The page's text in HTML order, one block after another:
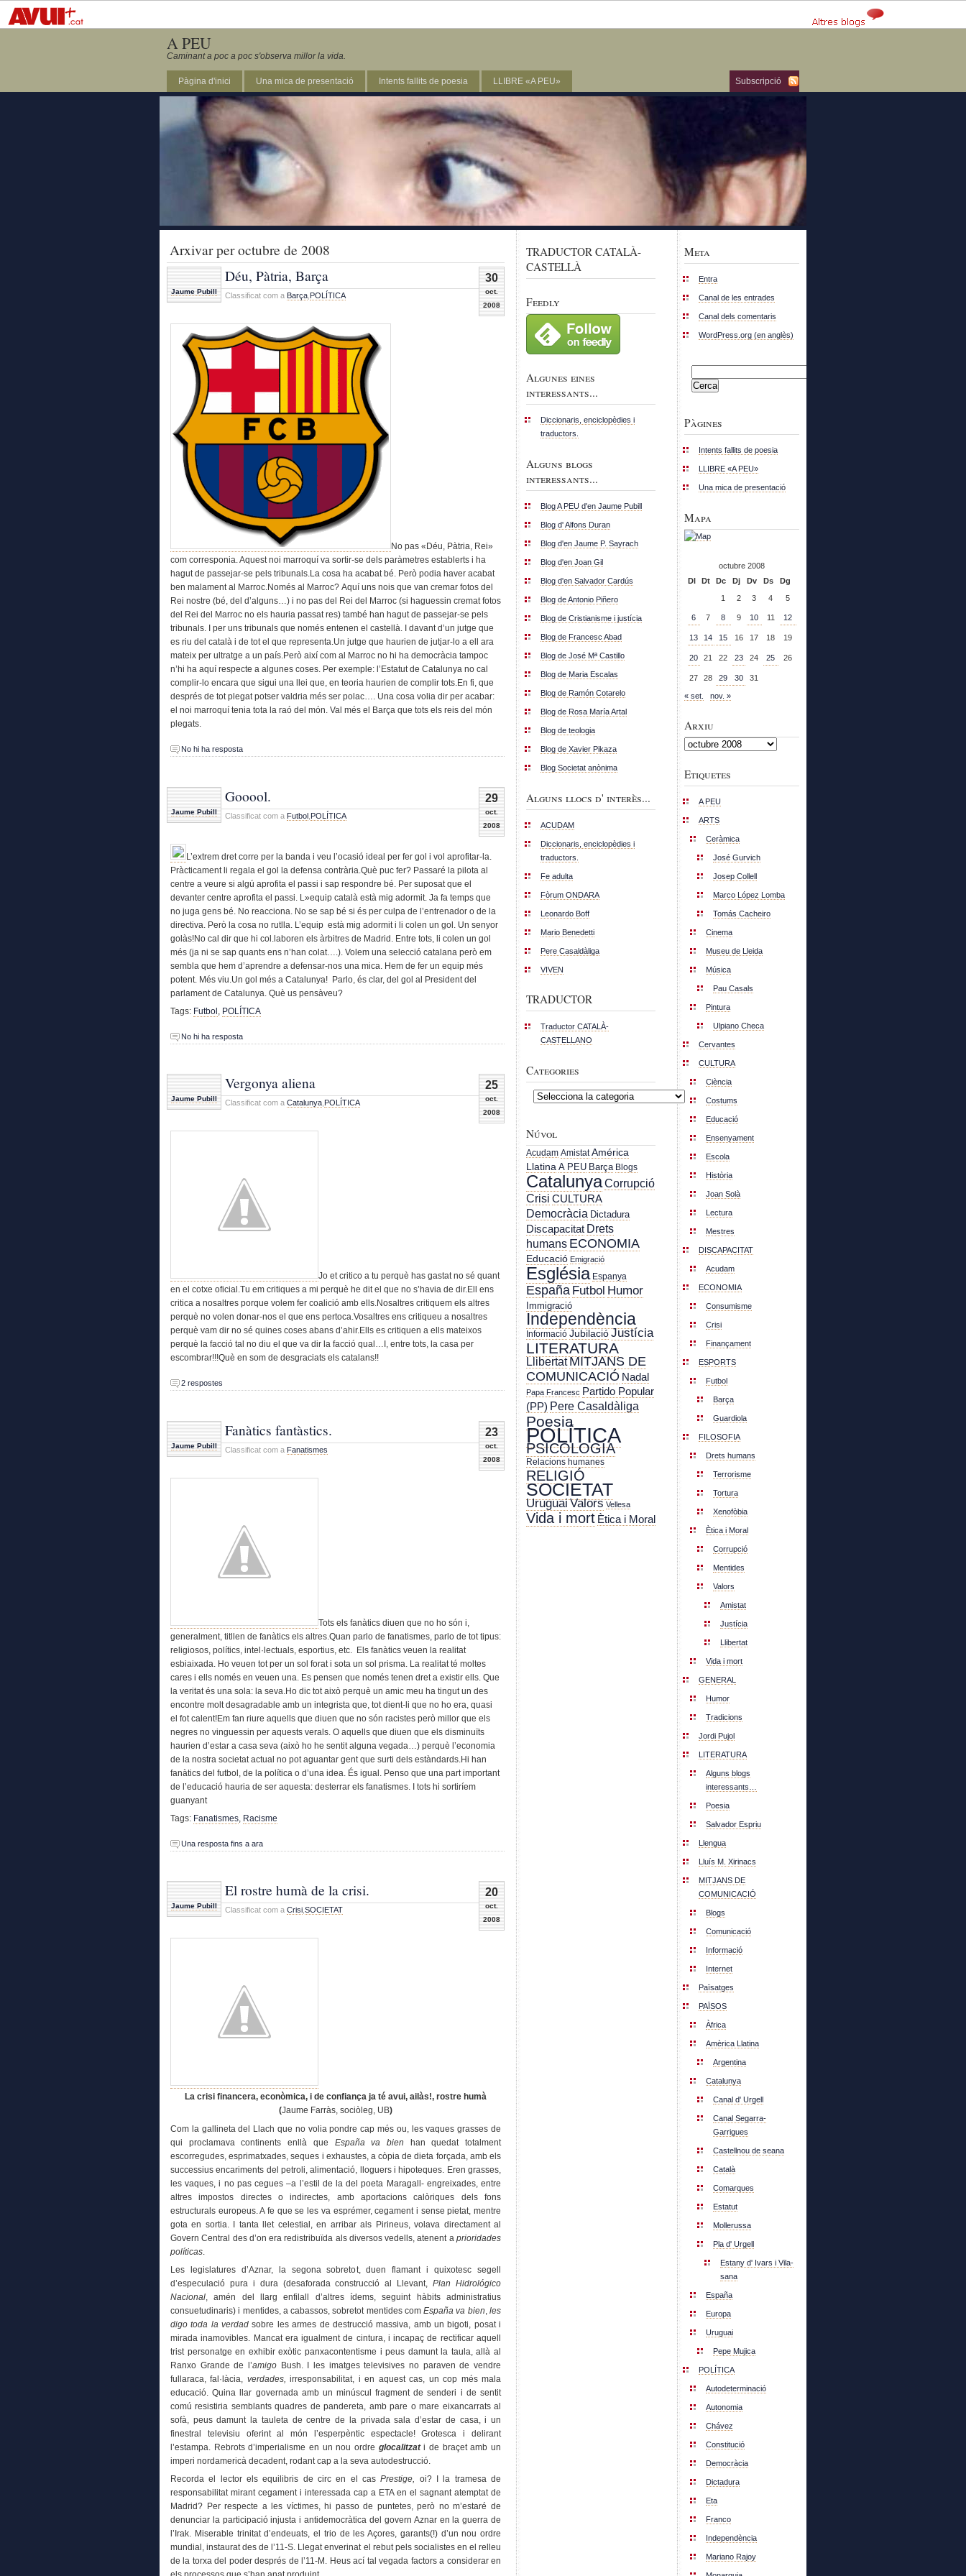
A PEU
Caminant a poc a poc s'observa millor la vida.
Subscripció
Pàgina d'inici Una mica de presentació Intents fallits de poesia LLIBRE «A PEU»
Arxivar per octubre de 2008
30
oct.
2008
Jaume Pubill
Déu, Pàtria, Barça
Classificat com a Barça POLÍTICA
No pas «Déu, Pàtria, Rei»
com corresponia. Aquest noi marroquí va sortir-se dels paràmetres establerts i ha
hagut de passejar-se pels tribunals.La cosa ha acabat bé. Però podia haver acabat
ben malament al Marroc.Només al Marroc? Aquí uns nois que van cremar fotos del
Rei nostre (bé, del d’alguns…) i no pas del Rei del Marroc (si haguessin cremat fotos
del Rei del Marroc no els hauria passat res) també han hagut de passejar-se pels
tribunals. I per uns tribunals que només entenen el castellà. I davant d’un jutge que
es riu del català i de tot el que representa.Un jutge que haurien de jutjar-lo a ell ara
mateix per ultratge a un país.Però així com al Marroc no hi ha democràcia tampoc
n’hi ha aquí respecte a algunes coses. Per exemple: l’Estatut de Catalunya no cal
complir-lo encara que sigui una llei que, en teoria haurien de complir tots.En fi, que
després de tot plegat potser valdria més ser polac…. Una cosa volia dir per acabar:
el noi marroquí tenia tota la raó del món. Val més el Barça que tots els reis del món
plegats.
No hi ha resposta
29
oct.
2008
Jaume Pubill
Gooool.
Classificat com a Futbol POLÍTICA
L’extrem dret corre per la banda i veu l’ocasió ideal per fer gol i vol aprofitar-la.
Pràcticament li regala el gol la defensa contrària.Què puc fer? Passaré la pilota al
centre a veure si algú aprofita el passi i sap respondre bé. Per suposat que el
devanter centre aprofita el passi. L»equip català està mig adormit. Ja fa temps que
no juga gens bé. No reacciona. No se sap bé si és per culpa de l’entrenador o de la
directiva. Però la cosa no rutlla. L’equip està mig adormit i li colen un gol. Un senyor
golàs!No cal dir que hi col.laboren els àrbitres de Madrid. Entre tots, li colen un gol
més (ja ni se sap quants ens n’han colat….). Volem una selecció catalana però em
sembla que hem d’aprendre a defensar-nos una mica. Hem de fer un equip més
potent. Més viu.Un gol més a Catalunya! Parlo, és clar, del gol al President del
parlament de Catalunya. Què us pensàveu?
Tags: Futbol POLÍTICA
No hi ha resposta
25
oct.
2008
Jaume Pubill
Vergonya aliena
Classificat com a Catalunya POLÍTICA
Jo et critico a tu perquè has gastat no sé quant
en el cotxe oficial.Tu em critiques a mi perquè he dit el que no s’havia de dir.Ell ens
critica a nosaltres porque volem fer coalició amb ells.Nosaltres critiquem els altres
perquè no volen donar-nos el que ens pertoca.Vosaltres ens critiqueu a nosaltres
perquè vam dir no sé quines coses abans d’ahir.Ells es critiquen a ells mateixos
perquè la facció tal no diu el que va dir la facció qual…I, entre tots, la casa per
escombrar!!!Què en som de desgraciats els catalans!!
2 respostes
23
oct.
2008
Jaume Pubill
Fanàtics fantàstics.
Classificat com a Fanatismes
Tots els fanàtics diuen que no ho són i,
generalment, titllen de fanàtics els altres.Quan parlo de fanatismes, parlo de tot tipus:
religiosos, polítics, intel·lectuals, esportius, etc. Els fanàtics veuen la realitat
esbiaixada. Ho veuen tot per un sol forat i sota un sol prisma. La realitat té moltes
cares i ells només en veuen una. Es pensen que només tenen dret a existir ells. Que
la veritat és una sola: la seva.Ho dic tot això perquè un amic meu ha tingut un des
encontre molt desagradable amb un integrista que, tot dient-li que no ho era, quasi
el fot calent!Em fan riure aquells que diuen que no són racistes però millor que els
negres no vinguessin per aquests verals. O aquells que diuen que els disminuïts
haurien d’estar a casa seva (això ho he sentit alguna vegada…) perquè l’economia
de la nostra societat actual no pot aguantar gent que surti dels estàndards.Hi han
fanàtics del futbol, de la política o d’una idea. És igual. Penso que una part important
de l’educació hauria de ser aquesta: desterrar els fanatismes. I tots hi sortiríem
guanyant
Tags: Fanatismes Racisme
Una resposta fins a ara
20
oct.
2008
Jaume Pubill
El rostre humà de la crisi.
Classificat com a Crisi SOCIETAT
La crisi financera, econòmica, i de confiança ja té avui, ailàs!, rostre humà
(Jaume Farràs, sociòleg, UB)
Com la gallineta del Llach que no volia pondre cap més ou, les vaques grasses de
qui proclamava continents enllà que España va bien han quedat totalment
escorregudes, esprimatxades, seques i exhaustes, a còpia de dieta forçada, amb els
successius encariments del petroli, alimentació, lloguers i hipoteques. Eren grasses,
les vaques, i no pas cegues –a l’estil de la del poeta Maragall- engreixades, entre
altres impostos directes o indirectes, amb aportacions calòriques dels fons
estructurals europeus. A fe que se les va esprémer, cegament i sense pietat, mentre
gota en sortia. I tanta llet celestial, en arribar als Pirineus, volava directament al
Govern Central des d’on era redistribuïda als diversos vedells, atenent a prioridades
políticas
Les legislatures d’Aznar, la segona sobretot, duen flamant i quixotesc segell
d’especulació pura i dura (desaforada construcció al Llevant,Plan Hidrológico
Nacional , amén del llarg enfilall d’altres ídems, seguint hàbits administratius
consuetudinaris) i mentides, a cabassos, sobretot mentides comEspaña va bien ,les
digo toda la verdad sobre les armes de destrucció massiva, amb un bigoti, posat i
mirada inamovibles. Mancat era igualment de cintura, i incapaç de rectificar aquell
trist personatge en exhibir exòtic panxacontentisme i peus damunt la taula, allà al
Ranxo Grande de l’amigo Bush. I les imatges televisives no paraven de vendre
fullaraca, fal·làcia, verdades, irresponsabilitat, i en aquest cas, un cop més mala
educació. Quina llar governada amb un minúscul fragment de senderi i de sentit
comú resistiria semblants quadres de pandereta, amb pare o mare eixancarrats al
sofà, peus damunt la tauleta de centre de la privada sala d’estar de casa, i un
finestral televisiu oferint al món l’esperpèntic espectacle! Grotesca i delirant
l’estampa. Rebrots d’imperialisme en un nou ordre glocalitzati de braçet amb un
imperi nordamericà decadent, rodant cap a la seva autodestrucció.
Recorda el lector els equilibris de circ en el casPrestige, oi? I la tramesa de
responsabilitat mirant cegament i interessada cap a ETA en el sagnant atemptat de
Madrid? Per respecte a les víctimes, hi passo de puntetes, però no m’estaré de
denunciar la participació injusta i antidemocràtica del govern Aznar en la guerra de
l’Irak. Miserable trinitat d’endeuats, el trio de les Açores, garants(!) d’un nou ordre
mundial, instaurat des de l’11-S. Llegat enverinat el rebut pels socialistes en el relleu
de la torxa del poder després de l’11-M. Heus ací tal vegada factors a considerar en
TRADUCTOR CATALÀ-
CASTELLÀ
Feedly
Algunes eines
interessants...
Diccionaris, enciclopèdies i
traductors.
Alguns blogs
interessants...
Blog A PEU d'en Jaume Pubill
Blog d' Alfons Duran
Blog d'en Jaume P. Sayrach
Blog d'en Joan Gil
Blog d'en Salvador Cardús
Blog de Antonio Piñero
Blog de Cristianisme i justícia
Blog de Francesc Abad
Blog de José Mª Castillo
Blog de Maria Escalas
Blog de Ramón Cotarelo
Blog de Rosa María Artal
Blog de teologia
Blog de Xavier Pikaza
Blog Societat anònima
Alguns llocs d' interès...
ACUDAM
Diccionaris, enciclopèdies i
traductors.
Fe adulta
Fòrum ONDARA
Leonardo Boff
Mario Benedetti
Pere Casaldàliga
VIVEN
TRADUCTOR
Traductor CATALÀ-
CASTELLANO
Categories
Categories
Núvol
Acudam Amistat América
Llatina A PEU Barça Blogs
CatalunyaCorrupció
Crisi CULTURA
Democràcia Dictadura
Discapacitat Drets
humans ECONOMIA
Educació Emigració
Església Espanya
España Futbol Humor
Immigració
Independència
Informació JubilacióJustícia
LITERATURA
LlibertatMITJANS DE
COMUNICACIÓ Nadal
Papa Francesc Partido Popular
(PP) Pere Casaldàliga
Poesia
POLÍTICA
PSICOLOGIA
Relacions humanes
RELIGIÓ
SOCIETAT
Uruguai Valors Vellesa
Vida i mort Ètica i Moral
Meta
Entra
Canal de les entrades
Canal dels comentaris
WordPress.org (en anglès)
Pàgines
Intents fallits de poesia
LLIBRE «A PEU»
Una mica de presentació
Mapa
octubre 2008
Dl
Dt Dc Dj Dv Ds
Dg
1
2 3 4 5
6 7 8 9 10 11 12
13 14 15 16 17 18 19
20 21 22 23 24 25 26
27 28 29 30 31
« set. nov. »
Arxiu
Arxiu
Etiquetes
A PEU
ARTS
Ceràmica
José Gurvich
Josep Collell
Marco López Lomba
Tomás Cacheiro
Cinema
Museu de Lleida
Música
Pau Casals
Pintura
Ulpiano Checa
Cervantes
CULTURA
Ciència
Costums
Educació
Ensenyament
Escola
Història
Joan Solà
Lectura
Mestres
DISCAPACITAT
Acudam
ECONOMIA
Consumisme
Crisi
Finançament
ESPORTS
Futbol
Barça
Guardiola
FILOSOFIA
Drets humans
Terrorisme
Tortura
Xenofòbia
Ètica i Moral
Corrupció
Mentides
Valors
Amistat
Justícia
Llibertat
Vida i mort
GENERAL
Humor
Tradicions
Jordi Pujol
LITERATURA
Alguns blogs
interessants…
Poesia
Salvador Espriu
Llengua
Lluís M. Xirinacs
MITJANS DE
COMUNICACIÓ
Blogs
Comunicació
Informació
Internet
Païsatges
PAÏSOS
Àfrica
Amèrica Llatina
Argentina
Catalunya
Canal d' Urgell
Canal Segarra-
Garrigues
Castellnou de seana
Català
Comarques
Estatut
Mollerussa
Pla d' Urgell
Estany d' Ivars i Vila-
sana
España
Europa
Uruguai
Pepe Mujica
POLÍTICA
Autodeterminació
Autonomia
Chávez
Constitució
Democràcia
Dictadura
Eta
Franco
Independència
Mariano Rajoy